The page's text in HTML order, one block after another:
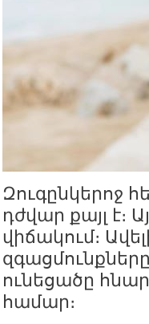
Զուգընկերոջ
դժվար քայլ է։
վիճակում։
ունեցածը
համար։